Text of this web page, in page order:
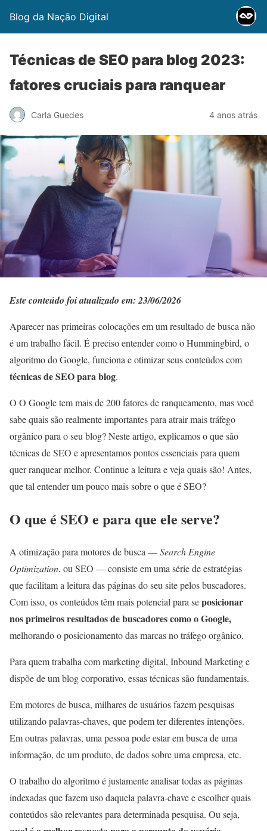
Blog da Nação Digital
Técnicas de SEO para blog 2023:
fatores cruciais para ranquear
Carla Guedes 4 anos atrás
Este conteúdo foi atualizado em: 23/06/2026
Aparecer nas primeiras colocações em um resultado de busca não
é um trabalho fácil. É preciso entender como o Hummingbird, o
algoritmo do Google, funciona e otimizar seus conteúdos com
técnicas de SEO para blog.
O O Google tem mais de 200 fatores de ranqueamento, mas você
sabe quais são realmente importantes para atrair mais tráfego
orgânico para o seu blog? Neste artigo, explicamos o que são
técnicas de SEO e apresentamos pontos essenciais para quem
quer ranquear melhor. Continue a leitura e veja quais são! Antes,
que tal entender um pouco mais sobre o que é SEO?
O que é SEO e para que ele serve?
A otimização para motores de busca —Search Engine
Optimization, ou SEO — consiste em uma série de estratégias
que facilitam a leitura das páginas do seu site pelos buscadores.
Com isso, os conteúdos têm mais potencial para seposicionar
nos primeiros resultados de buscadores como o Google,
melhorando o posicionamento das marcas no tráfego orgânico.
Para quem trabalha com marketing digital, Inbound Marketing e
dispõe de um blog corporativo, essas técnicas são fundamentais.
Em motores de busca, milhares de usuários fazem pesquisas
utilizando palavras-chaves, que podem ter diferentes intenções.
Em outras palavras, uma pessoa pode estar em busca de uma
informação, de um produto, de dados sobre uma empresa, etc.
O trabalho do algoritmo é justamente analisar todas as páginas
indexadas que fazem uso daquela palavra-chave e escolher quais
conteúdos são relevantes para determinada pesquisa. Ou seja,